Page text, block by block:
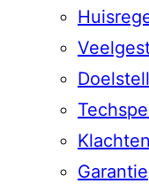
Klachten
Garantie